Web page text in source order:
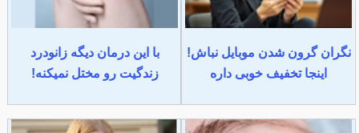
نگران گرون شدن موبایل نباش!
اینجا تخفیف خوبی داره
با این درمان دیگه زانودرد
زندگیت رو مختل نمیکنه!